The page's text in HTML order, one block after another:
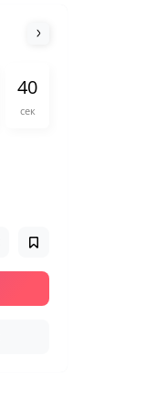
40
сек